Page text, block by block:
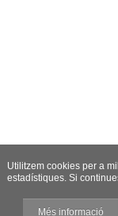
Utilitzem cookies per a
estadístiques. Si
Més informació